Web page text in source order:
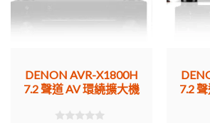
DENON AVR-X1800H
7.2 聲道 AV 環繞擴大機
7.2